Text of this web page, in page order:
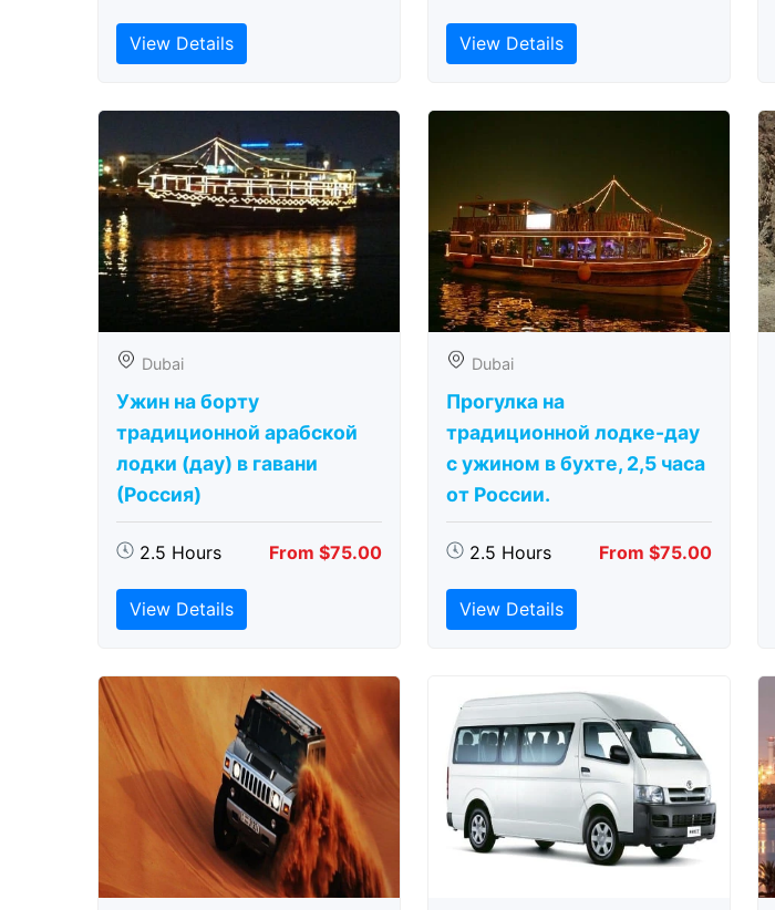
View Details View Details
Dubai
Ужин на борту
традиционной арабской
лодки (дау) в гавани
(Россия)
2.5 Hours From $75.00
View Details
Dubai
Прогулка на
традиционной лодке-дау
с ужином в бухте, 2,5 часа
от России.
2.5 Hours From $75.00
View Details